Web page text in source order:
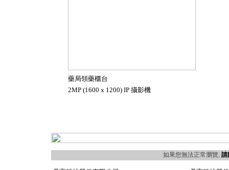
藥局領藥櫃台
2MP (1600 x 1200) IP 攝影機
如果您無法正常瀏覽, 請